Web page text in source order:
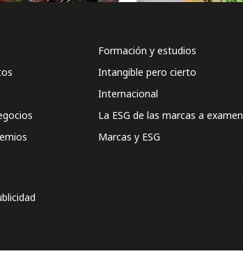
Formación y estudios
Intangible pero cierto
Internacional
La ESG de las marcas a examen
Marcas y ESG